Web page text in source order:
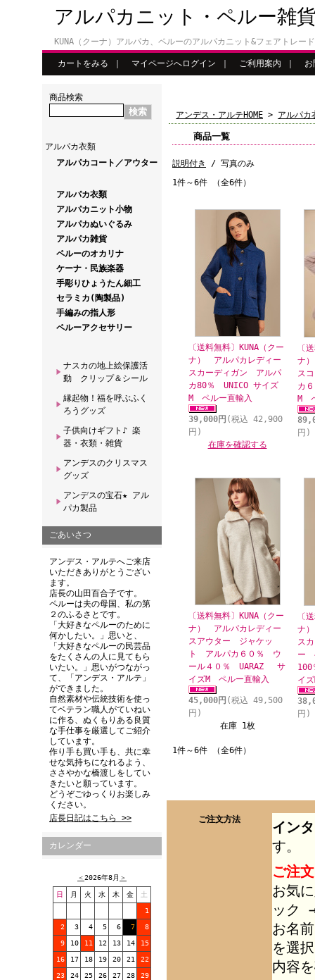
アルパカニット・ペルー雑
KUNA（クーナ）アルパカ、ペルーのアルパカニット&フェアトレー
カートをみる マイページへログイン ご利用案内 お
商品検索
アルパカ衣類
アルパカコート／アウター
アルパカ衣類
アルパカニット小物
アルパカぬいぐるみ
アルパカ雑貨
ペルーのオカリナ
ケーナ・民族楽器
手彫りひょうたん細工
セラミカ(陶製品)
手編みの指人形
ペルーアクセサリー
ナスカの地上絵保護活
動 クリップ＆シール
縁起物！福を呼ぶふく
ろうグッズ
子供向けギフト♪ 楽
器・衣類・雑貨
アンデスのクリスマス
グッズ
アンデスの宝石★ アル
パカ製品
ごあいさつ
アンデス・アルテへご来店
いただきありがとうござい
ます。
店長の山田百合子です。
ペルーは夫の母国、私の第
２のふるさとです。
「大好きなペルーのために
何かしたい。」思いと、
「大好きなペルーの民芸品
をたくさんの人に見てもら
いたい。」思いがつながっ
て、「アンデス・アルテ」
ができました。
自然素材や伝統技術を使っ
てベテラン職人がていねい
に作る、ぬくもりある良質
な手仕事を厳選してご紹介
しています。
作り手も買い手も、共に幸
せな気持ちになれるよう、
ささやかな橋渡しをしてい
きたいと願っています。
どうぞごゆっくりお楽しみ
ください。
店長日記はこちら >>
カレンダー
＜2026年8月 ＞
日 月 火 水 木 金 土
1
2 3 4 5 6 7 8
9 10 11 12 13 14 15
16 17 18 19 20 21 22
23 24 25 26 27 28 29
アンデス・アルテHOME > アルパカ
商品一覧
説明付き
/ 写真のみ
1件～6件 （全6件）
〔送料無料〕KUNA（クー
ナ） アルパカレディー
スカーディガン アルパ
カ80％ UNICO サイズ
M ペルー直輸入
39,000円 (税込 42,900
円)
在庫を確認する
〔
ナ
ス
カ
M
円)
〔送料無料〕KUNA（クー
ナ） アルパカレディー
スアウター ジャケッ
ト アルパカ６０％ ウ
ール４０％ UARAZ サ
イズM ペルー直輸入
45,000円 (税込 49,500
円)
在庫 1枚
〔
ナ
ス
ー
イ
円)
1件～6件 （全6件）
ご注文方法
イン
す。
ご注
お気
ック
お名
を選
内容